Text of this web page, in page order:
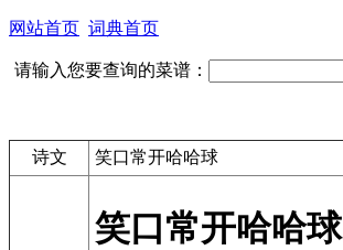
网站首页 词典首页
请输入您要查询的菜谱：
诗文 笑口常开哈哈球
笑口常开哈哈球